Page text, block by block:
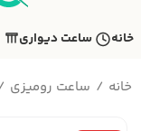
خانه ساعت دیواری
خانه ساعت رومیزی